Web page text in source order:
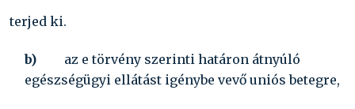
terjed ki.
b)
az e törvény szerinti határon átnyúló
egészségügyi ellátást igénybe vevő uniós betegre,